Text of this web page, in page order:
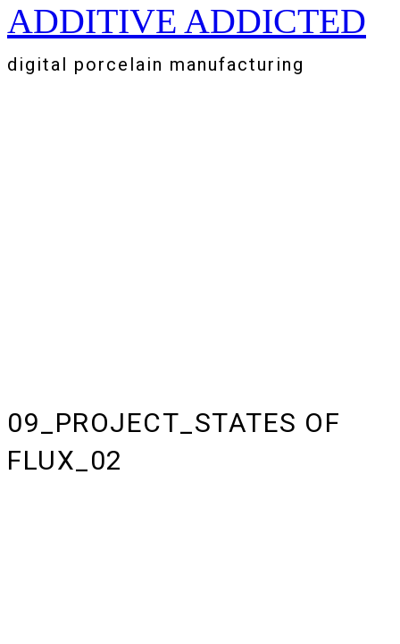
Zum
Inhalt
springen
ADDITIVE ADDICTED
digital porcelain manufacturing
09_PROJECT_STATES OF
FLUX_02